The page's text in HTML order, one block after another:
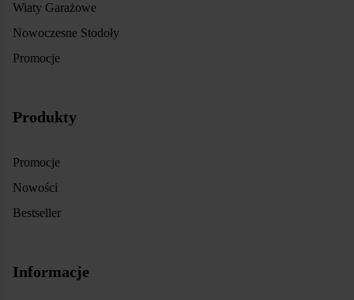
Wiaty Garażowe
Nowoczesne Stodoły
Promocje
Produkty
Promocje
Nowości
Bestseller
Informacje